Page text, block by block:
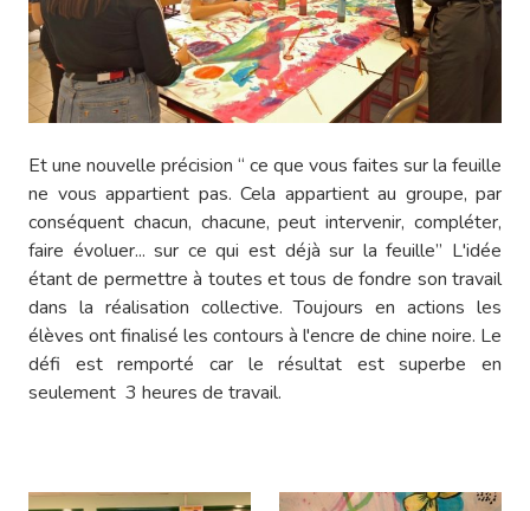
Et une nouvelle précision “ ce que vous faites sur la feuille
ne vous appartient pas. Cela appartient au groupe, par
conséquent chacun, chacune, peut intervenir, compléter,
faire évoluer... sur ce qui est déjà sur la feuille” L'idée
étant de permettre à toutes et tous de fondre son travail
dans la réalisation collective. Toujours en actions les
élèves ont finalisé les contours à l'encre de chine noire. Le
défi est remporté car le résultat est superbe en
seulement 3 heures de travail.